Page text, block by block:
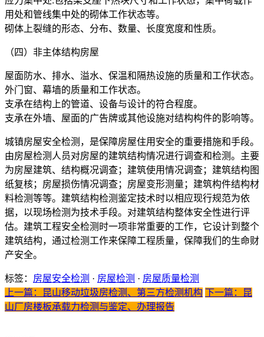
用处和管线集中处的砌体工作状态等。
砌体上裂缝的形态、分布、数量、长度宽度和性质。
（四）非主体结构房屋
屋面防水、排水、溢水、保温和隔热设施的质量和工作状态。
外门窗、幕墙的质量和工作状态。
支承在结构上的管道、设备与设计的符合程度。
支承在外墙、屋面的广告牌或其他设施对结构构件的影响等。
城镇房屋安全检测，是保障房屋住用安全的重要措施和手段。
由房屋检测人员对房屋的建筑结构情况进行调查和检测。主要
为房屋建筑、结构概况调查；建筑使用情况调查；建筑结构图
纸复核；房屋损伤情况调查；房屋变形测量；建筑构件结构材
料检测等等。建筑结构检测鉴定技术时以相应现行规范为依
据，以现场检测为技术手段。对建筑结构整体安全性进行评
估。建筑工程安全检测时一项非常重要的工作，它设计到整个
建筑结构，通过检测工作来保障工程质量，保障我们的生命财
产安全。
标签： 房屋安全检测 · 房屋检测 · 房屋质量检测
上一篇：昆山移动垃圾房检测、第三方检测机构 下一篇：昆
山厂房楼板承载力检测与鉴定、办理报告